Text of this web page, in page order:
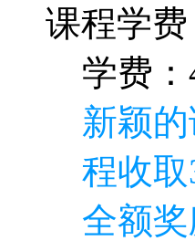
课程学费
学费
新颖
程收
全额